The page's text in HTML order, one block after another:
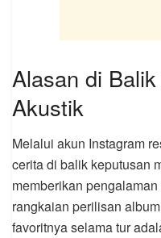
Alasan di
Akustik
Melalui akun Instagram
cerita di balik keputusan
memberikan
rangkaian perilisan
favoritnya selama tur